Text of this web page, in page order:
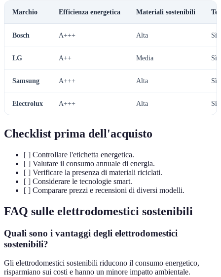
Marchio Efficienza energetica Materiali sostenibili
Bosch A+++ Alta Sì
LG A++ Media Sì
Samsung A+++ Alta Sì
Electrolux A+++ Alta Sì
Checklist prima dell'acquisto
[ ] Controllare l'etichetta energetica.
[ ] Valutare il consumo annuale di energia.
[ ] Verificare la presenza di materiali riciclati.
[ ] Considerare le tecnologie smart.
[ ] Comparare prezzi e recensioni di diversi modelli.
FAQ sulle elettrodomestici sostenibili
Quali sono i vantaggi degli elettrodomestici
sostenibili?
Gli elettrodomestici sostenibili riducono il consumo energetico,
risparmiano sui costi e hanno un minore impatto ambientale.